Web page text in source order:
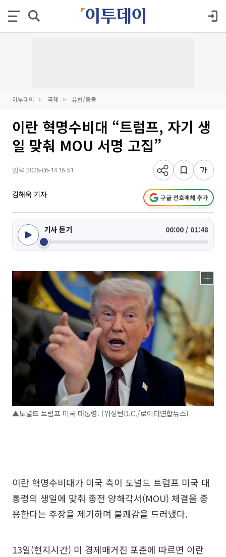
이투데이 국제 유럽/중동
이란 혁명수비대 “트럼프, 자기 생
일 맞춰 MOU 서명 고집”
입력 2026-06-14 16:51
김해욱 기자 구글 선호매체 추가
기사 듣기 00:00 / 01:48
▲도널드 트럼프 미국 대통령. (워싱턴D.C./로이터연합뉴스)
이란 혁명수비대가 미국 측이 도널드 트럼프 미국 대
통령의 생일에 맞춰 종전 양해각서(MOU) 체결을 종
용한다는 주장을 제기하며 불쾌감을 드러냈다.
13일(현지시간) 미 경제매거진 포춘에 따르면 이란